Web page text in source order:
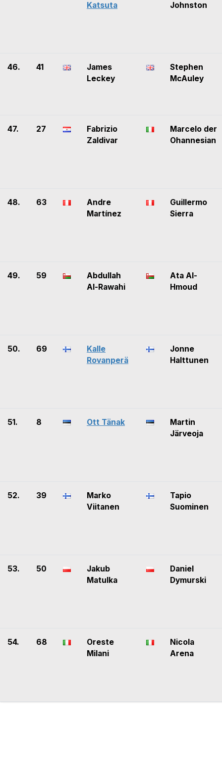
Katsuta
Johnston
46. 41
James
Leckey
Stephen
McAuley
47. 27
Fabrizio
Zaldivar
Marcelo der
Ohannesian
48. 63
Andre
Martínez
Guillermo
Sierra
49. 59
Abdullah
Al-Rawahi
Ata Al-
Hmoud
50. 69
Kalle
Rovanperä
Jonne
Halttunen
51. 8 Ott Tänak
Martin
Järveoja
52. 39
Marko
Viitanen
Tapio
Suominen
53. 50
Jakub
Matulka
Daniel
Dymurski
54. 68
Oreste
Milani
Nicola
Arena